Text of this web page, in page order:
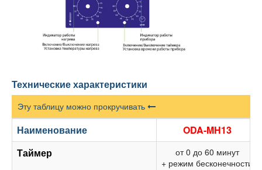
Технические характеристики
Эту таблицу можно прокручивать
Наименование
ODA-MH13
Таймер
от 0 до 60 минут
+ режим бесконечности